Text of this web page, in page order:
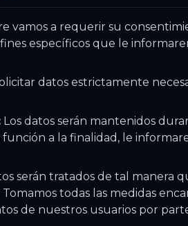
vamos a requerir su
específicos que le
datos estrictamente
Los datos serán mantenidos
a la finalidad, le
serán tratados de tal manera
todas las medidas
de nuestros usuarios por